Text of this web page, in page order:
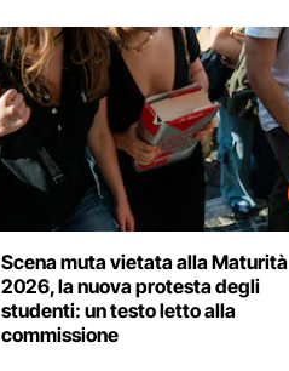
Scena muta vietata alla Maturità
2026, la nuova protesta degli
studenti: un testo letto alla
commissione